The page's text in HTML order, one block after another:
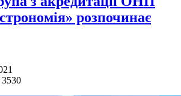
розпочинає